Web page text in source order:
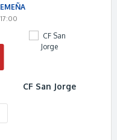
CF San Jorge